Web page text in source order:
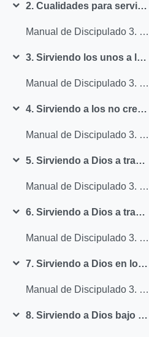
Colapsar
2. Cualidades para servir a Dios
Manual de Discipulado 3. Lección 2.
Colapsar
3. Sirviendo los unos a los otros
Manual de Discipulado 3. Lección 3.
Colapsar
4. Sirviendo a los no creyentes
Manual de Discipulado 3. Lección 4.
Colapsar
5. Sirviendo a Dios a través de la paternidad espiritual I
Manual de Discipulado 3. Lección 5.
Colapsar
6. Sirviendo a Dios a través de la paternidad espiritual II
Manual de Discipulado 3. Lección 6.
Colapsar
7. Sirviendo a Dios en los ministerios de la iglesia CBI
Manual de Discipulado 3. Lección 7.
Colapsar
8. Sirviendo a Dios bajo autoridad